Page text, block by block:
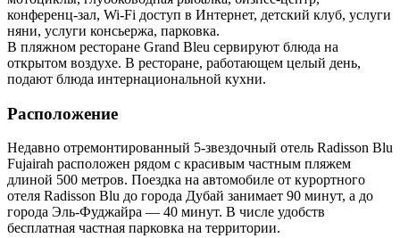
конференц-зал, Wi-Fi доступ в Интернет, детский клуб, услуги
няни, услуги консьержа, парковка.
В пляжном ресторане Grand Bleu сервируют блюда на
открытом воздухе. В ресторане, работающем целый день,
подают блюда интернациональной кухни.
Расположение
Недавно отремонтированный 5-звездочный отель Radisson Blu
Fujairah расположен рядом с красивым частным пляжем
длиной 500 метров. Поездка на автомобиле от курортного
отеля Radisson Blu до города Дубай занимает 90 минут, а до
города Эль-Фуджайра — 40 минут. В числе удобств
бесплатная частная парковка на территории.